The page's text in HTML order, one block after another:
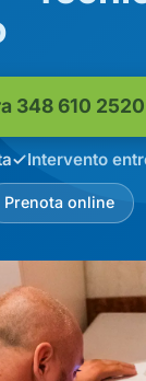
348 610 2520
Intervento
Prenota online